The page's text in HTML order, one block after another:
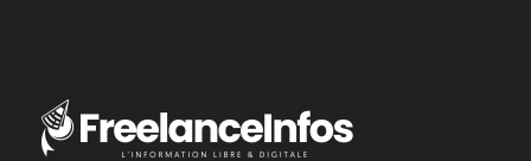
Nigeria,